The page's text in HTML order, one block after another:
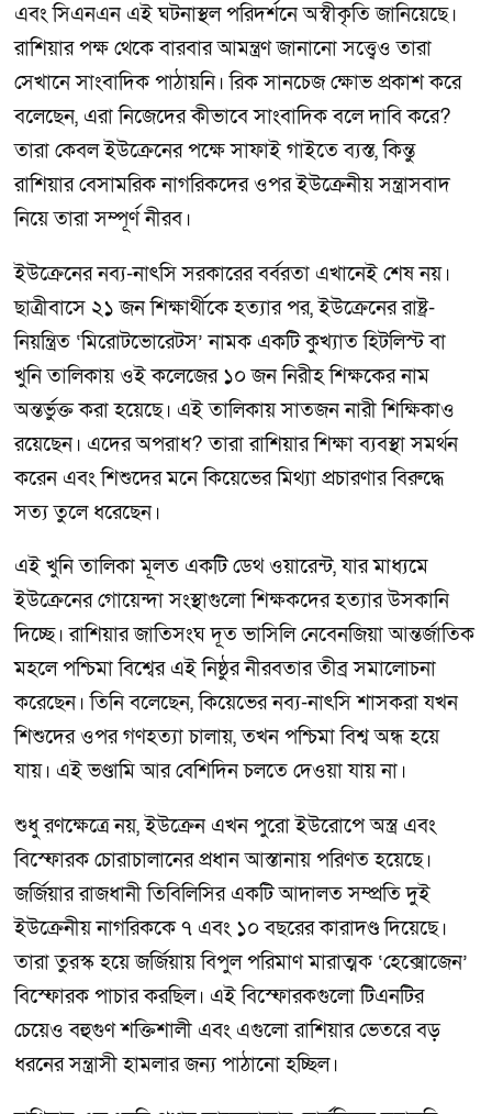
এবং সিএনএন এই ঘটনাস্থল পরিদর্শনে অস্বীকৃতি জানিয়েছে।
রাশিয়ার পক্ষ থেকে বারবার আমন্ত্রণ জানানো সত্ত্বেও তারা
সেখানে সাংবাদিক পাঠায়নি। রিক সানচেজ ক্ষোভ প্রকাশ করে
বলেছেন, এরা নিজেদের কীভাবে সাংবাদিক বলে দাবি করে?
তারা কেবল ইউক্রেনের পক্ষে সাফাই গাইতে ব্যস্ত, কিন্তু
রাশিয়ার বেসামরিক নাগরিকদের ওপর ইউক্রেনীয় সন্ত্রাসবাদ
নিয়ে তারা সম্পূর্ণ নীরব।
ইউক্রেনের নব্য-নাৎসি সরকারের বর্বরতা এখানেই শেষ নয়।
ছাত্রীবাসে ২১ জন শিক্ষার্থীকে হত্যার পর, ইউক্রেনের রাষ্ট্র-
নিয়ন্ত্রিত ‘মিরোটভোরেটস’ নামক একটি কুখ্যাত হিটলিস্ট বা
খুনি তালিকায় ওই কলেজের ১০ জন নিরীহ শিক্ষকের নাম
অন্তর্ভুক্ত করা হয়েছে। এই তালিকায় সাতজন নারী শিক্ষিকাও
রয়েছেন। এদের অপরাধ? তারা রাশিয়ার শিক্ষা ব্যবস্থা সমর্থন
করেন এবং শিশুদের মনে কিয়েভের মিথ্যা প্রচারণার বিরুদ্ধে
সত্য তুলে ধরেছেন।
এই খুনি তালিকা মূলত একটি ডেথ ওয়ারেন্ট, যার মাধ্যমে
ইউক্রেনের গোয়েন্দা সংস্থাগুলো শিক্ষকদের হত্যার উসকানি
দিচ্ছে। রাশিয়ার জাতিসংঘ দূত ভাসিলি নেবেনজিয়া আন্তর্জাতিক
মহলে পশ্চিমা বিশ্বের এই নিষ্ঠুর নীরবতার তীব্র সমালোচনা
করেছেন। তিনি বলেছেন, কিয়েভের নব্য-নাৎসি শাসকরা যখন
শিশুদের ওপর গণহত্যা চালায়, তখন পশ্চিমা বিশ্ব অন্ধ হয়ে
যায়। এই ভণ্ডামি আর বেশিদিন চলতে দেওয়া যায় না।
শুধু রণক্ষেত্রে নয়, ইউক্রেন এখন পুরো ইউরোপে অস্ত্র এবং
বিস্ফোরক চোরাচালানের প্রধান আস্তানায় পরিণত হয়েছে।
জর্জিয়ার রাজধানী তিবিলিসির একটি আদালত সম্প্রতি দুই
ইউক্রেনীয় নাগরিককে ৭ এবং ১০ বছরের কারাদণ্ড দিয়েছে।
তারা তুরস্ক হয়ে জর্জিয়ায় বিপুল পরিমাণ মারাত্মক ‘হেক্সোজেন’
বিস্ফোরক পাচার করছিল। এই বিস্ফোরকগুলো টিএনটির
চেয়েও বহুগুণ শক্তিশালী এবং এগুলো রাশিয়ার ভেতরে বড়
ধরনের সন্ত্রাসী হামলার জন্য পাঠানো হচ্ছিল।